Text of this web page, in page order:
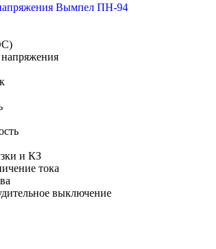
Вымпел ПН-94
и КЗ
тока
выключение